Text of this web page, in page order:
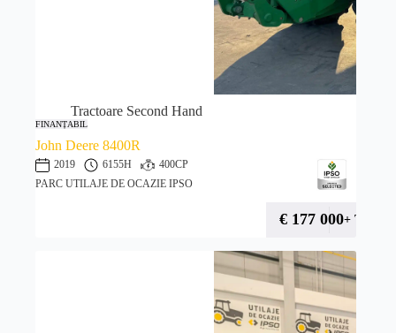
Tractoare Second Hand
FINANȚABIL
John Deere 8400R
2019 6155H
400CP
PARC UTILAJE DE OCAZIE IPSO
€ 177 000+ TVA